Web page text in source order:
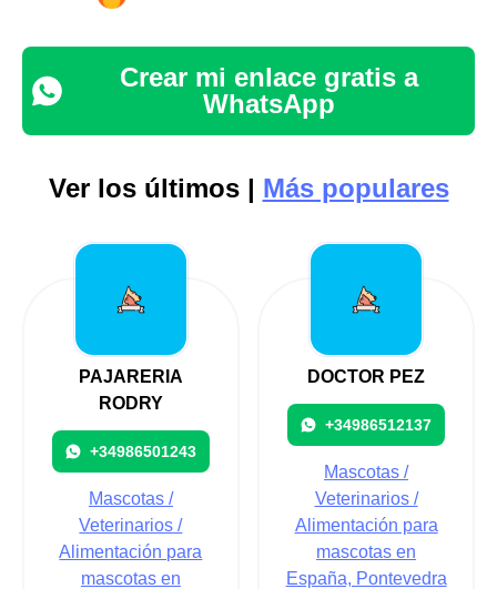
Crear mi enlace gratis a
WhatsApp
Ver los últimos | Más populares
PAJARERIA
RODRY
+34986501243
Mascotas /
Veterinarios /
Alimentación para
mascotas en
DOCTOR PEZ
+34986512137
Mascotas /
Veterinarios /
Alimentación para
mascotas en
España, Pontevedra